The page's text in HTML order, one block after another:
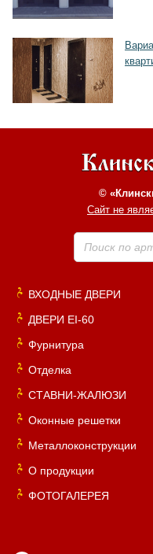
©
Сайт не
Поиск по
ВХОДНЫЕ ДВЕРИ
ДВЕРИ EI-60
Фурнитура
Отделка
СТАВНИ-ЖАЛЮЗИ
Оконные решетки
Металлоконструкции
О продукции
ФОТОГАЛЕРЕЯ